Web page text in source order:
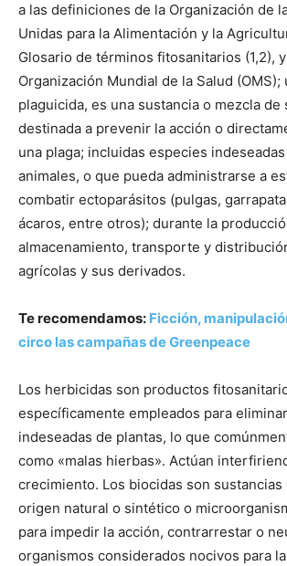
a las definiciones de la Organización de
Unidas para la Alimentación y la
Glosario de términos fitosanitarios (1,2),
Organización Mundial de la Salud (OMS);
plaguicida, es una sustancia o mezcla de
destinada a prevenir la acción o
una plaga; incluidas especies
animales, o que pueda administrarse a
combatir ectoparásitos (pulgas,
ácaros, entre otros); durante la
almacenamiento, transporte y
agrícolas y sus derivados.
Te recomendamos: Ficción,
circo las campañas de Greenpeace
Los herbicidas son productos
específicamente empleados para
indeseadas de plantas, lo que
como «malas hierbas». Actúan
crecimiento. Los biocidas son sustancias
origen natural o sintético o
para impedir la acción, contrarrestar o
organismos considerados nocivos para